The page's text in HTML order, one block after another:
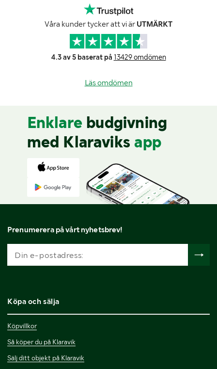
Våra kunder tycker att vi är UTMÄRKT
4.3 av 5 baserat på 13429 omdömen
Läs omdömen
Enklare budgivning
med Klaraviks app
Prenumerera på vårt nyhetsbrev!
Köpa och sälja
Köpvillkor
Så köper du på Klaravik
Sälj ditt objekt på Klaravik